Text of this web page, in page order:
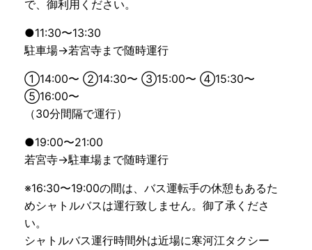
で、御利用ください。
●11:30〜13:30
駐車場→若宮寺まで随時運行
①14:00〜 ②14:30〜 ③15:00〜 ④15:30〜
⑤16:00〜
（30分間隔で運行）
●19:00〜21:00
若宮寺→駐車場まで随時運行
※16:30〜19:00の間は、バス運転手の休憩もあるた
めシャトルバスは運行致しません。御了承くださ
い。
シャトルバス運行時間外は近場に寒河江タクシー